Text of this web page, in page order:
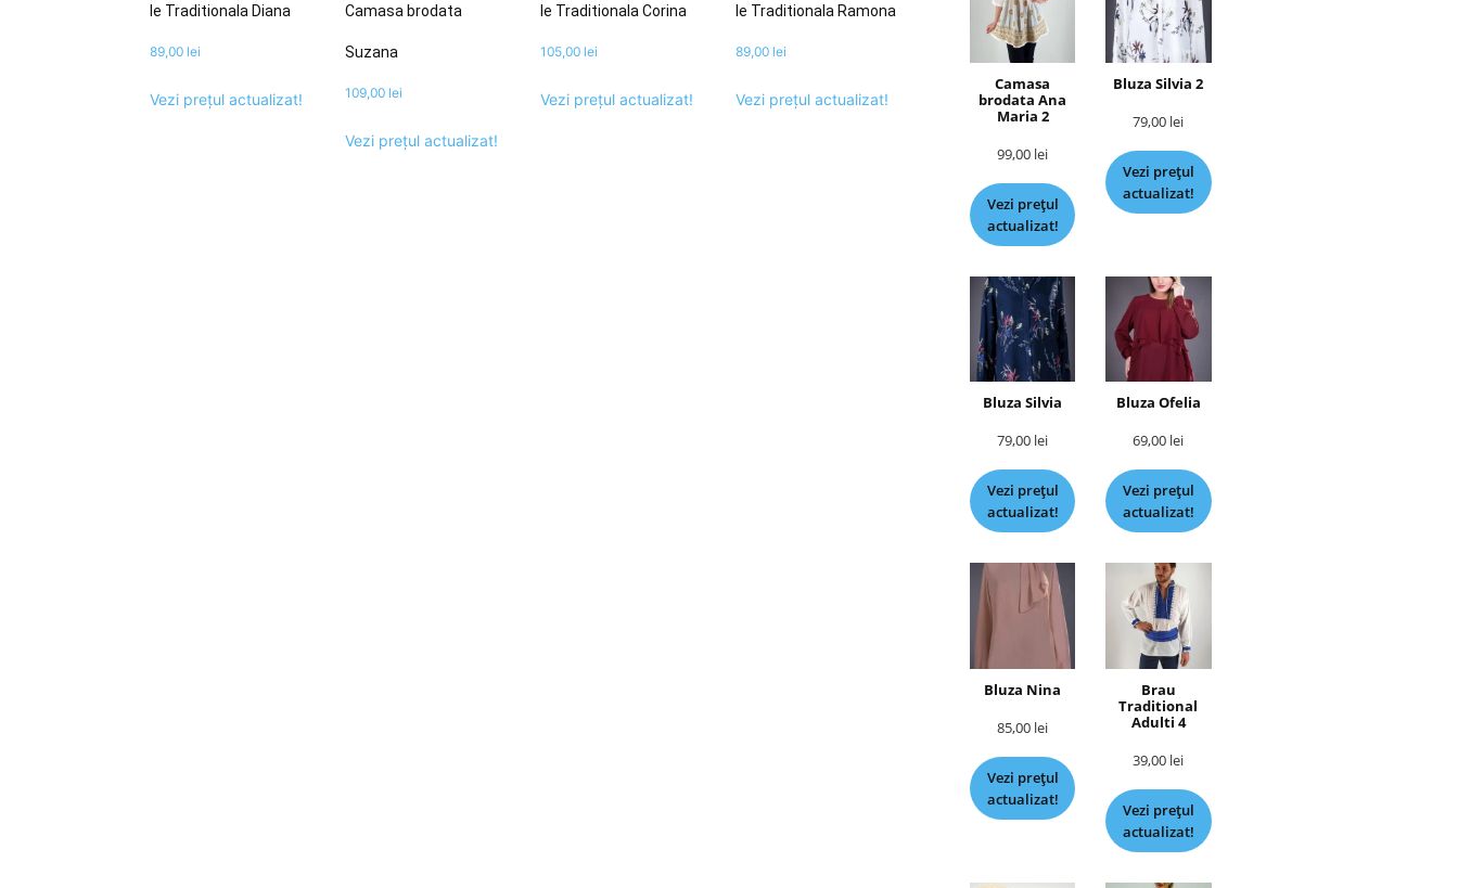
Ie Traditionala Diana
89,00 lei
Vezi prețul actualizat!
Camasa brodata
Suzana
109,00 lei
Vezi prețul actualizat!
Ie Traditionala Corina
105,00 lei
Vezi prețul actualizat!
Ie Traditionala Ramona
89,00 lei
Vezi prețul actualizat!
Camasa
brodata Ana
Maria 2
99,00 lei
Vezi prețul
actualizat!
Bluza Silvia 2
79,00 lei
Vezi prețul
actualizat!
Bluza Silvia
79,00 lei
Vezi prețul
actualizat!
Bluza Ofelia
69,00 lei
Vezi prețul
actualizat!
Bluza Nina
85,00 lei
Vezi prețul
actualizat!
Brau
Traditional
Adulti 4
39,00 lei
Vezi prețul
actualizat!